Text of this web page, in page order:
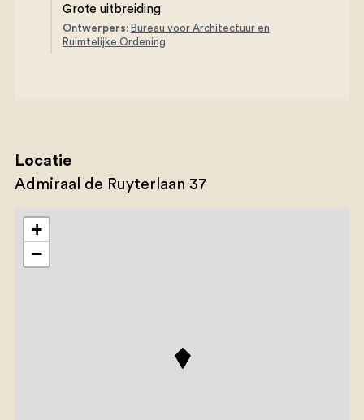
Grote uitbreiding
Ontwerpers: Bureau voor Architectuur en
Ruimtelijke Ordening
Locatie
Admiraal de Ruyterlaan 37
+
−